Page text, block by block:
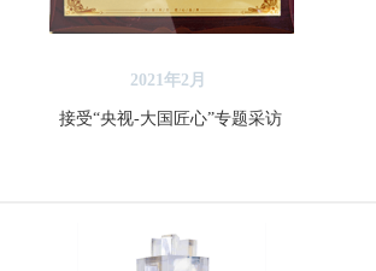
2021年2月
接受“央视-大国匠心”专题采访